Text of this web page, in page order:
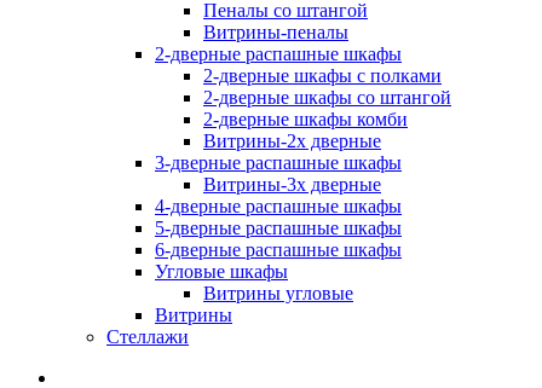
Пеналы со штангой
Витрины-пеналы
2-дверные распашные шкафы
2-дверные шкафы с полками
2-дверные шкафы со штангой
2-дверные шкафы комби
Витрины-2х дверные
3-дверные распашные шкафы
Витрины-3х дверные
4-дверные распашные шкафы
5-дверные распашные шкафы
6-дверные распашные шкафы
Угловые шкафы
Витрины угловые
Витрины
Стеллажи